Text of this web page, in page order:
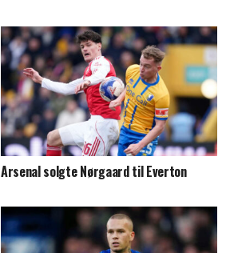
Arsenal solgte Nørgaard til Everton